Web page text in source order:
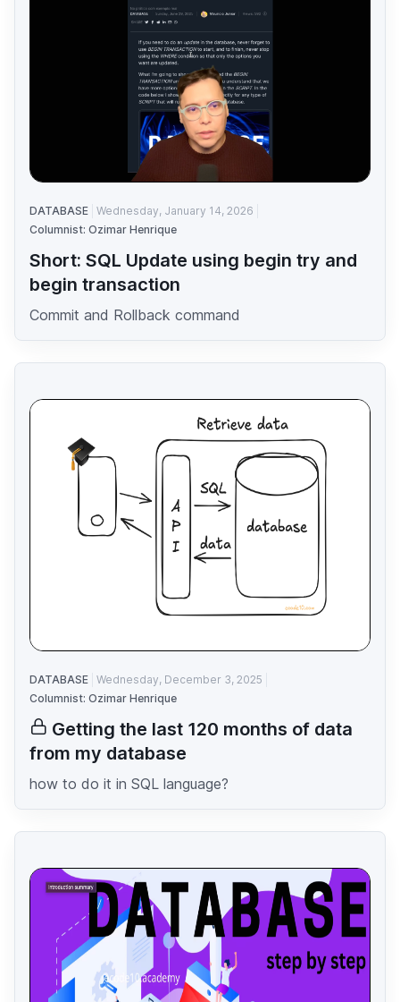
DATABASE Wednesday, January 14, 2026
Columnist: Ozimar Henrique
Short: SQL Update using begin try and
begin transaction
Commit and Rollback command
DATABASE Wednesday, December 3, 2025
Columnist: Ozimar Henrique
Getting the last 120 months of data
from my database
how to do it in SQL language?